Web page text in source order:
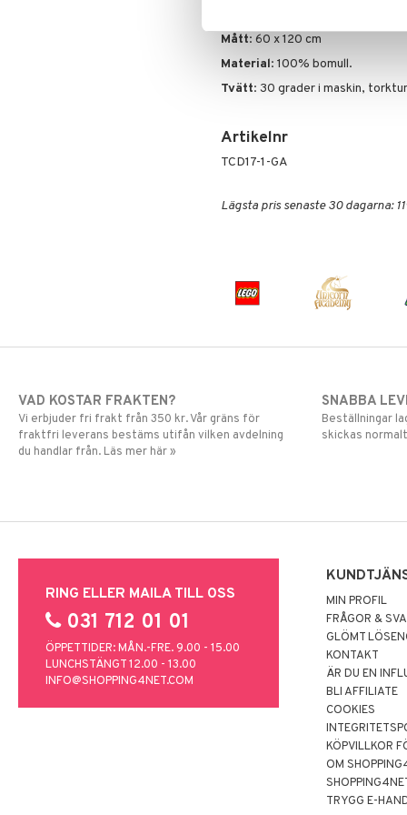
Mått: 60 x 120 cm
Material: 100% bomull.
Tvätt: 30 grader i maskin,
Artikelnr
TCD17-1-GA
Lägsta pris senaste 30 dagarna:
VAD KOSTAR FRAKTEN?
Vi erbjuder fri frakt från 350 kr. Vår gräns för
fraktfri leverans bestäms utifån vilken avdelning
du handlar från. Läs mer här »
SNABBA
Beställningar
skickas
RING ELLER MAILA TILL OSS
031 712 01 01
ÖPPETTIDER: MÅN.-FRE. 9.00 - 15.00
LUNCHSTÄNGT 12.00 - 13.00
INFO@SHOPPING4NET.COM
MIN PROFIL
FRÅGOR &
GLÖMT
KONTAKT
ÄR DU EN
BLI AFFILIATE
COOKIES
KÖPVILLKOR
OM
TRYGG E-